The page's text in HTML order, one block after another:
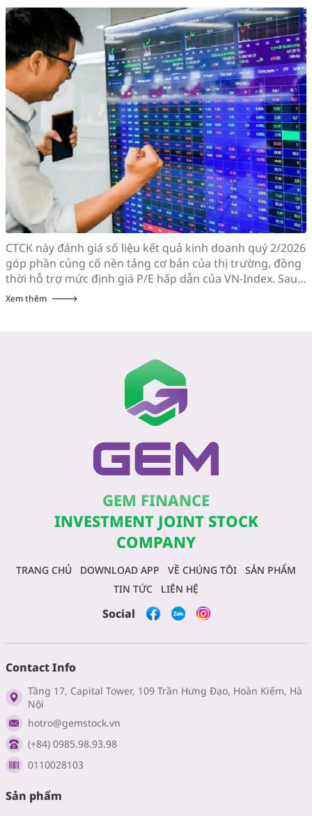
CTCK này đánh giá số liệu kết quả kinh doanh quý 2/2026
góp phần củng cố nền tảng cơ bản của thị trường, đồng
thời hỗ trợ mức định giá P/E hấp dẫn của VN-Index. Sau
khi giảm hơn 10% trong vòng 3 tuần đầu tiên của tháng
Xem thêm
GEM FINANCE
INVESTMENT JOINT STOCK
COMPANY
TRANG CHỦ DOWNLOAD APP VỀ CHÚNG TÔI
SẢN PHẨM
TIN TỨC
LIÊN HỆ
Social
Contact Info
Tầng 17, Capital Tower, 109 Trần Hưng Đạo, Hoàn Kiếm, Hà
Nội
hotro@gemstock.vn
(+84) 0985.98.93.98
0110028103
Sản phẩm